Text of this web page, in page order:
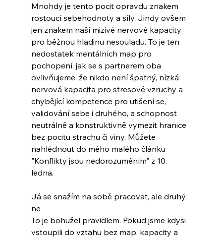
Mnohdy je tento pocit opravdu znakem
rostoucí sebehodnoty a síly. Jindy ovšem
jen znakem naší mizivé nervové kapacity
pro běžnou hladinu nesouladu. To je ten
nedostatek mentálních map pro
pochopení, jak se s partnerem oba
ovlivňujeme, že nikdo není špatný, nízká
nervová kapacita pro stresové vzruchy a
chybějící kompetence pro utišení se,
validování sebe i druhého, a schopnost
neutrálně a konstruktivně vymezit hranice
bez pocitu strachu či viny. Můžete
nahlédnout do mého malého článku
"Konflikty jsou nedorozuměním" z 10.
ledna.
Já se snažím na sobě pracovat, ale druhý
ne
To je bohužel pravidlem. Pokud jsme kdysi
vstoupili do vztahu bez map, kapacity a